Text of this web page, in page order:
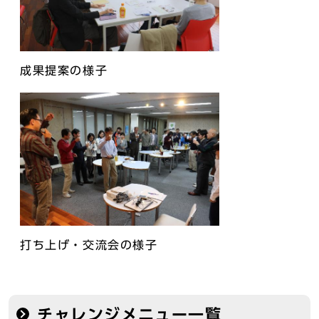
成果提案の様子
打ち上げ・交流会の様子
チャレンジメニュー一覧